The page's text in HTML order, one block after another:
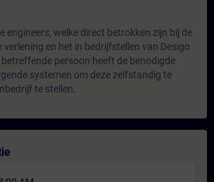
engineers, welke direct betrokken zijn bij de
verlening en het in bedrijfstellen van Desigo
persoon heeft de benodigde
systemen om deze zelfstandig te
te stellen.